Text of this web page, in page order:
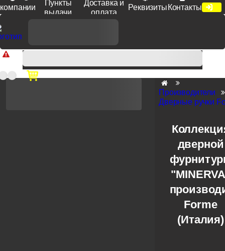
компании
Пункты
выдачи
Доставка и
оплата
Реквизиты Контакты
Доп. скидка от цен на сайте 7% при заказе от 50 тыс. руб
продукции Venezia, Fratelli, Tupai, Extreza, Melodia, Forme при
оплате по счету.
Производители
Дверные ручки
дверной
Forme
(Италия)